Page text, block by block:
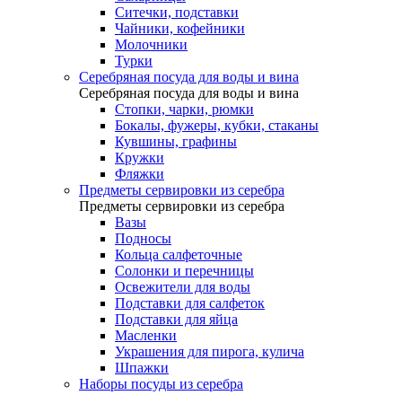
Ситечки, подставки
Чайники, кофейники
Молочники
Турки
Серебряная посуда для воды и вина
Серебряная посуда для воды и вина
Стопки, чарки, рюмки
Бокалы, фужеры, кубки, стаканы
Кувшины, графины
Кружки
Фляжки
Предметы сервировки из серебра
Предметы сервировки из серебра
Вазы
Подносы
Кольца салфеточные
Солонки и перечницы
Освежители для воды
Подставки для салфеток
Подставки для яйца
Масленки
Украшения для пирога, кулича
Шпажки
Наборы посуды из серебра